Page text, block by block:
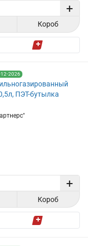
+
Короб
2026
ПЭТ-бутылка
+
Короб